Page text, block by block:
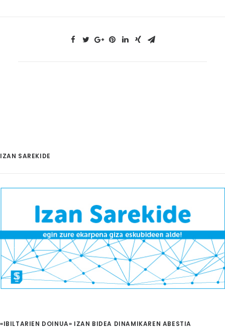
IZAN SAREKIDE
«IBILTARIEN DOINUA» IZAN BIDEA DINAMIKAREN ABESTIA